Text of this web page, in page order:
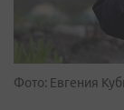
Фото: Евгения